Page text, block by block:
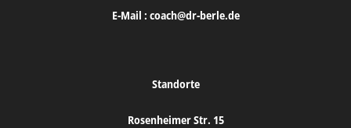
E-Mail : coach@dr-berle.de
Standorte
Rosenheimer Str. 15